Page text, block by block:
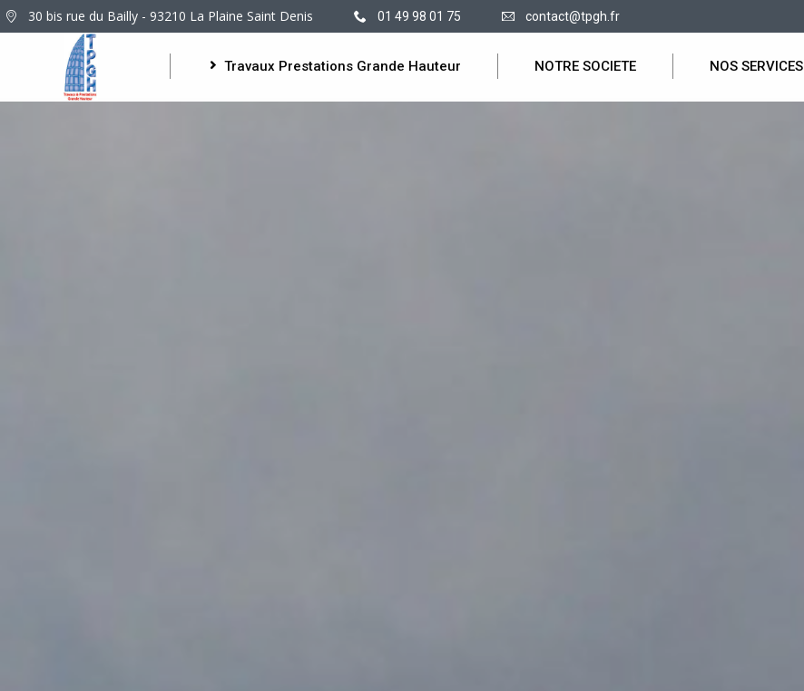
30 bis rue du Bailly - 93210 La Plaine Saint Denis 01 49 98 01 75 contact@tpgh.fr
Travaux Prestations Grande Hauteur NOTRE SOCIETE NOS SERVICES